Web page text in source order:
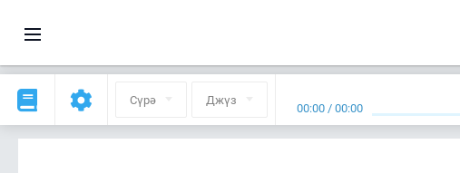
Сүрә Джүз 00:00 /00:00